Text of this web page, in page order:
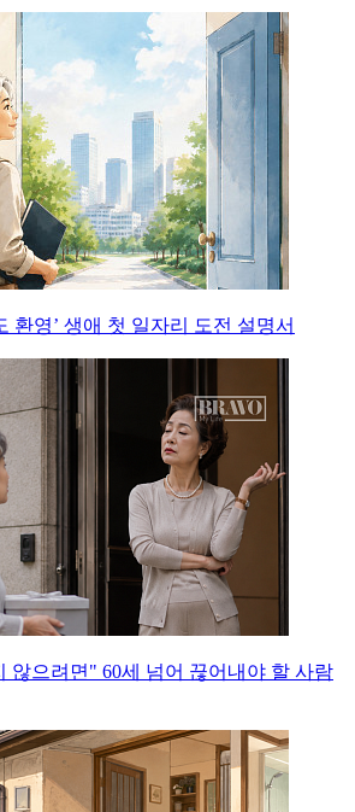
환영’ 생애 첫 일자리 도전 설명서
않으려면" 60세 넘어 끊어내야 할 사람